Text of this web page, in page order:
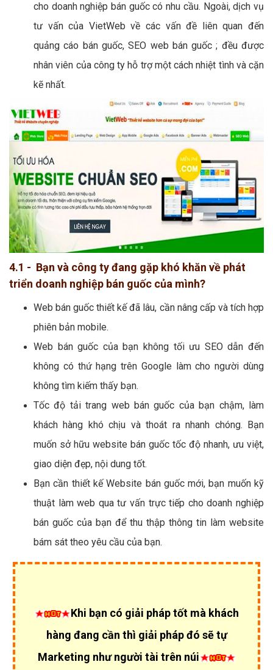
cho doanh nghiệp bán guốc có nhu cầu. Ngoài, dịch vụ
tư vấn của VietWeb về các vấn đề liên quan đến
quảng cáo bán guốc, SEO web bán guốc ; đều được
nhân viên của công ty hỗ trợ một cách nhiệt tình và cặn
kẽ nhất.
4.1 - Bạn và công ty đang gặp khó khăn về phát
triển doanh nghiệp bán guốc của mình?
Web bán guốc thiết kế đã lâu, cần nâng cấp và tích hợp
phiên bản mobile.
Web bán guốc của bạn không tối ưu SEO dẫn đến
không có thứ hạng trên Google làm cho người dùng
không tìm kiếm thấy bạn.
Tốc độ tải trang web bán guốc của bạn chậm, làm
khách hàng khó chịu và thoát ra nhanh chóng. Bạn
muốn sở hữu website bán guốc tốc độ nhanh, ưu việt,
giao diện đẹp, nội dung tốt.
Bạn cần thiết kế Website bán guốc mới, bạn muốn kỹ
thuật làm web qua tư vấn trực tiếp cho doanh nghiệp
bán guốc của bạn để thu thập thông tin làm website
bám sát theo yêu cầu của bạn.
Khi bạn có giải pháp tốt mà khách
hàng đang cần thì giải pháp đó sẽ tự
Marketing như người tài trên núi